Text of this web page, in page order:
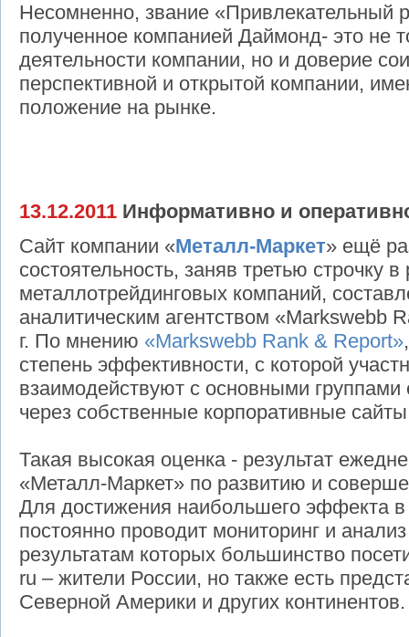
Несомненно, звание «Привлекательный
полученное компанией Даймонд- это не
деятельности компании, но и доверие
перспективной и открытой компании,
положение на рынке.
13.12.2011 Информативно и
Сайт компании «Металл-Маркет» ещё
состоятельность, заняв третью строчку в
металлотрейдинговых компаний,
аналитическим агентством «Markswebb
г. По мнению «Markswebb Rank & Report»
степень эффективности, с которой
взаимодействуют с основными группами
через собственные корпоративные
Такая высокая оценка - результат
«Металл-Маркет» по развитию и
Для достижения наибольшего эффекта
постоянно проводит мониторинг и
результатам которых большинство
ru – жители России, но также есть
Северной Америки и других континентов.